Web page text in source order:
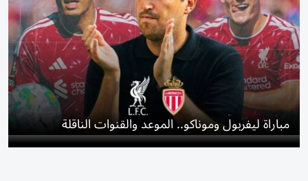
مباراة ليفربول وموناكو.. الموعد والقنوات الناقلة